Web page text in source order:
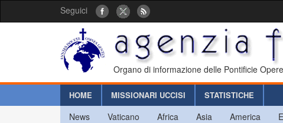
Seguici
Organo di informazione delle Pontificie
HOME MISSIONARI UCCISI STATISTICHE
News Vaticano Africa Asia America